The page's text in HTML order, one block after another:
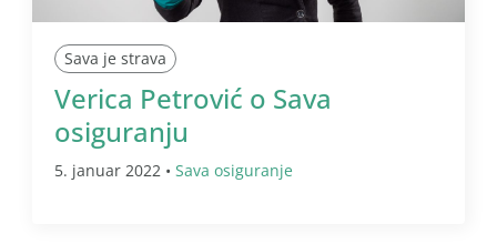
Sava je strava
Verica Petrović o Sava
osiguranju
5. januar 2022 • Sava osiguranje